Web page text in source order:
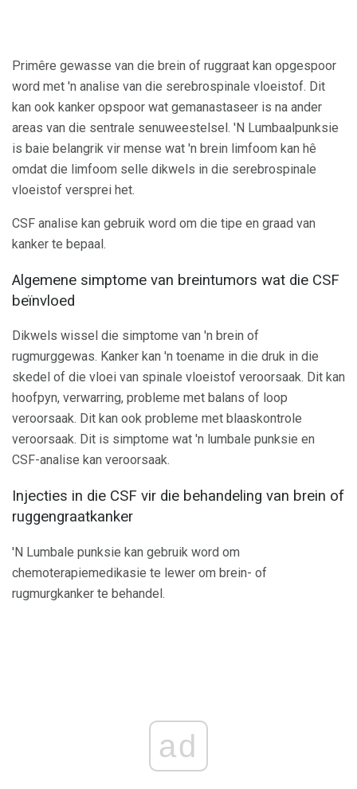
Primêre gewasse van die brein of ruggraat kan opgespoor
word met 'n analise van die serebrospinale vloeistof. Dit
kan ook kanker opspoor wat gemanastaseer is na ander
areas van die sentrale senuweestelsel. 'N Lumbaalpunksie
is baie belangrik vir mense wat 'n brein limfoom kan hê
omdat die limfoom selle dikwels in die serebrospinale
vloeistof versprei het.
CSF analise kan gebruik word om die tipe en graad van
kanker te bepaal.
Algemene simptome van breintumors wat die CSF
beïnvloed
Dikwels wissel die simptome van 'n brein of
rugmurggewas. Kanker kan 'n toename in die druk in die
skedel of die vloei van spinale vloeistof veroorsaak. Dit kan
hoofpyn, verwarring, probleme met balans of loop
veroorsaak. Dit kan ook probleme met blaaskontrole
veroorsaak. Dit is simptome wat 'n lumbale punksie en
CSF-analise kan veroorsaak.
Injecties in die CSF vir die behandeling van brein of
ruggengraatkanker
'N Lumbale punksie kan gebruik word om
chemoterapiemedikasie te lewer om brein- of
rugmurgkanker te behandel.
ad